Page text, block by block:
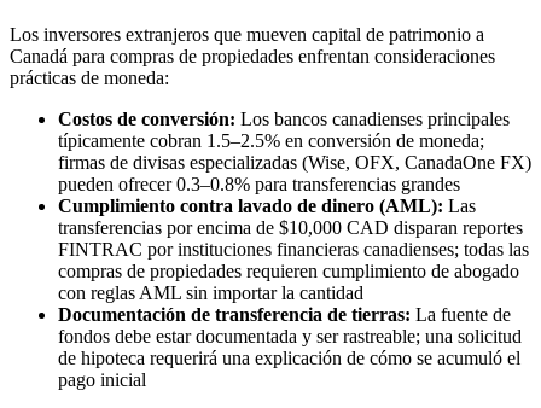
Los inversores extranjeros que mueven capital de patrimonio a
Canadá para compras de propiedades enfrentan consideraciones
prácticas de moneda:
Costos de conversión: Los bancos canadienses principales
típicamente cobran 1.5–2.5% en conversión de moneda;
firmas de divisas especializadas (Wise, OFX, CanadaOne FX)
pueden ofrecer 0.3–0.8% para transferencias grandes
Cumplimiento contra lavado de dinero (AML): Las
transferencias por encima de $10,000 CAD disparan reportes
FINTRAC por instituciones financieras canadienses; todas las
compras de propiedades requieren cumplimiento de abogado
con reglas AML sin importar la cantidad
Documentación de transferencia de tierras: La fuente de
fondos debe estar documentada y ser rastreable; una solicitud
de hipoteca requerirá una explicación de cómo se acumuló el
pago inicial